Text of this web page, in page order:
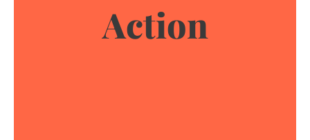
Action